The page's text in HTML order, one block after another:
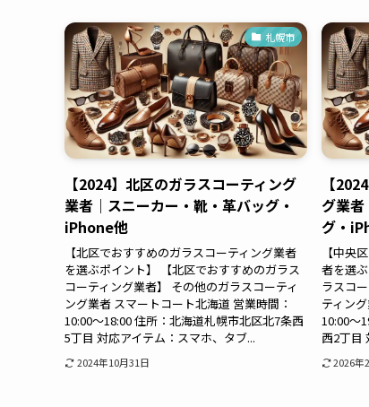
札幌市
【2024】北区のガラスコーティング
業者｜スニーカー・靴・革バッグ・
iPhone他
【北区でおすすめのガラスコーティング業者
を選ぶポイント】 【北区でおすすめのガラス
コーティング業者】 その他のガラスコーティ
ング業者 スマートコート北海道 営業時間：
10:00～18:00 住所：北海道札幌市北区北7条西
5丁目 対応アイテム：スマホ、タブ...
2024年10月31日
【
グ業者
グ・
【中央
者を選
ラスコ
ティン
10:00～
西2丁目
2026年